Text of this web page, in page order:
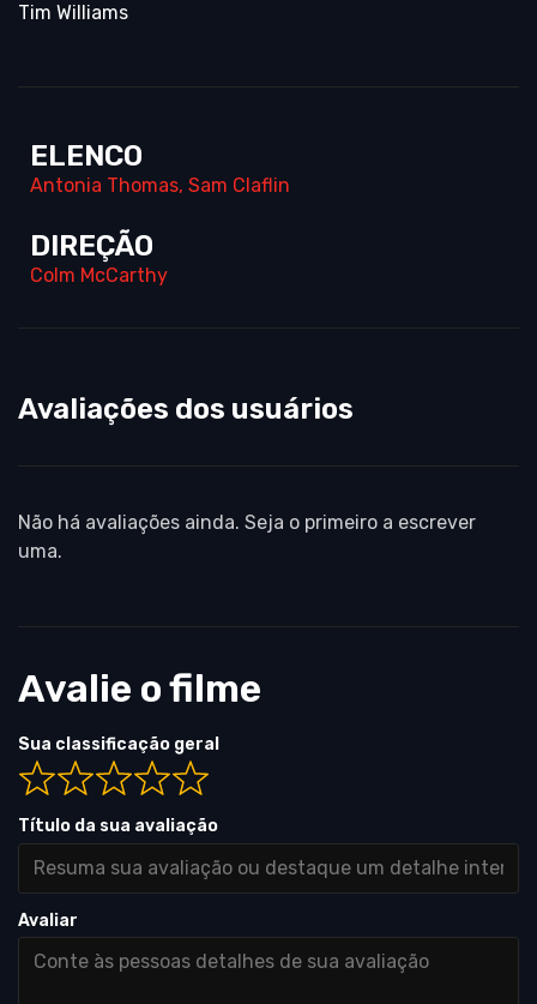
Tim Williams
ELENCO
Antonia Thomas, Sam Claflin
DIREÇÃO
Colm McCarthy
Avaliações dos usuários
Não há avaliações ainda. Seja o primeiro a escrever
uma.
Avalie o filme
Sua classificação geral
Título da sua avaliação
Avaliar